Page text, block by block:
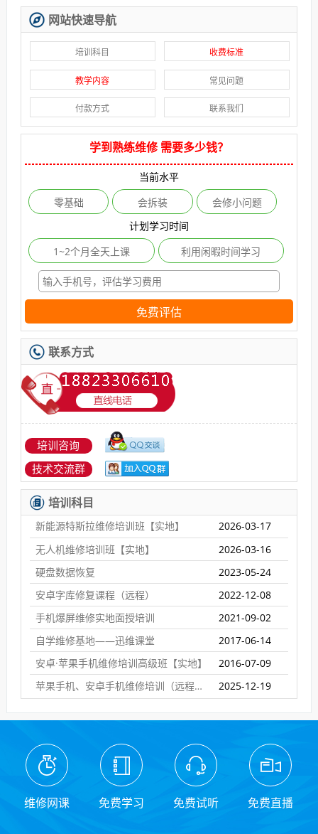
网站快速导航
培训科目 收费标准
教学内容 常见问题
付款方式 联系我们
学到熟练维修 需要多少钱？
当前水平
零基础
会拆装
会修小问题
计划学习时间
1~2个月全天上课
利用闲暇时间学习
免费评估
联系方式
培训咨询
技术交流群
培训科目
新能源特斯拉维修培训班【实地】
2026-03-17
无人机维修培训班【实地】
2026-03-16
硬盘数据恢复
2023-05-24
安卓字库修复课程（远程）
2022-12-08
手机爆屏维修实地面授培训
2021-09-02
自学维修基地——迅维课堂
2017-06-14
安卓·苹果手机维修培训高级班【实地】
2016-07-09
苹果手机、安卓手机维修培训（远程网络班）
2025-12-19
维修网课 免费学习 免费试听 免费直播